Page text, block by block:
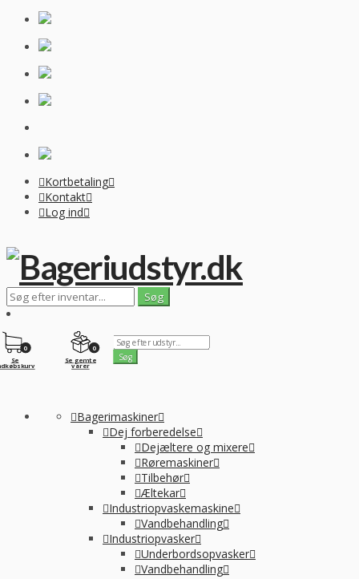
Kortbetaling
Kontakt
Log ind
0
Se gemte
varer
0
Se
Bagerimaskiner
Dej forberedelse
Dejæltere og mixere
Røremaskiner
Tilbehør
Æltekar
Industriopvaskemaskine
Vandbehandling
Industriopvasker
Underbordsopvasker
Vandbehandling